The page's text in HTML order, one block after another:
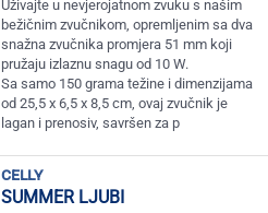
Uživajte u nevjerojatnom zvuku s našim
bežičnim zvučnikom, opremljenim sa dva
snažna zvučnika promjera 51 mm koji
pružaju izlaznu snagu od 10 W.
Sa samo 150 grama težine i dimenzijama
od 25,5 x 6,5 x 8,5 cm, ovaj zvučnik je
lagan i prenosiv, savršen za p
celly
SUMMER LJUBI